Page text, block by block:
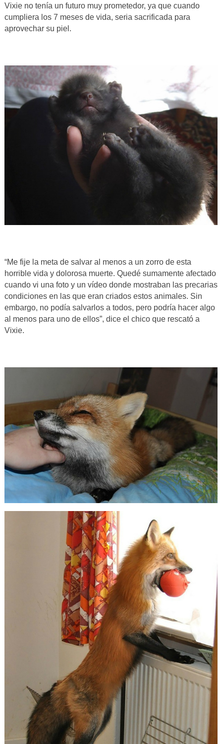
Vixie no tenía un futuro muy prometedor, ya que cuando
cumpliera los 7 meses de vida, seria sacrificada para
aprovechar su piel.
“Me fije la meta de salvar al menos a un zorro de esta
horrible vida y dolorosa muerte. Quedé sumamente afectado
cuando vi una foto y un vídeo donde mostraban las precarias
condiciones en las que eran criados estos animales. Sin
embargo, no podía salvarlos a todos, pero podría hacer algo
al menos para uno de ellos”, dice el chico que rescató a
Vixie.